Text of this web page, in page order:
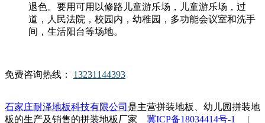
退色。要用可用以修路儿童游乐场，儿童游乐场，过
道，人民法院，校园内，幼稚园，多功能会议室和洗手
间，生活阳台等场地。
免费咨询热线： 13231144393
石家庄耐泽地板科技有限公司 是主营拼装地板、幼儿园拼装地
板的生产及销售的拼装地板厂家 冀ICP备18034414号-1
|